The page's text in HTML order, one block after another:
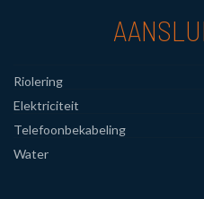
Riolering
Elektriciteit
Telefoonbekabeling
Water